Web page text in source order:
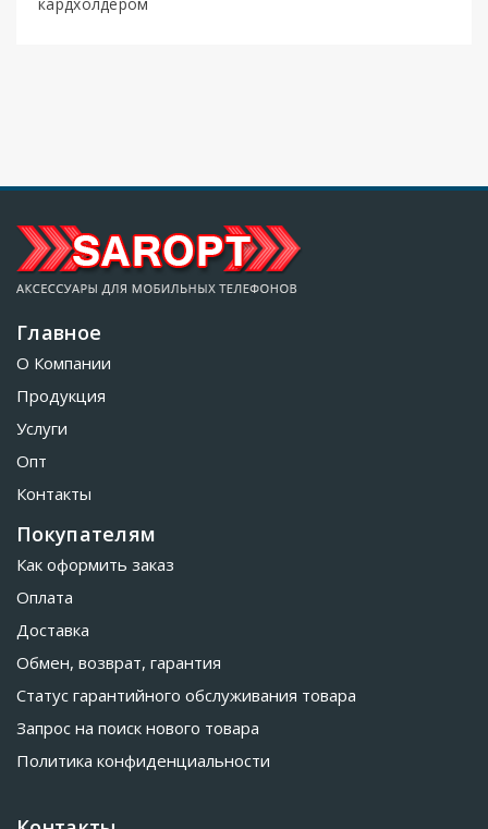
Главное
О Компании
Продукция
Услуги
Опт
Контакты
Покупателям
Как оформить заказ
Оплата
Доставка
Обмен, возврат, гарантия
Статус гарантийного обслуживания товара
Запрос на поиск нового товара
Политика конфиденциальности